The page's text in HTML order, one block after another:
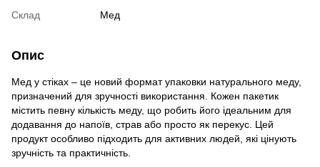
Склад Мед
Опис
Мед у стіках – це новий формат упаковки натурального меду,
призначений для зручності використання. Кожен пакетик
містить певну кількість меду, що робить його ідеальним для
додавання до напоїв, страв або просто як перекус. Цей
продукт особливо підходить для активних людей, які цінують
зручність та практичність.